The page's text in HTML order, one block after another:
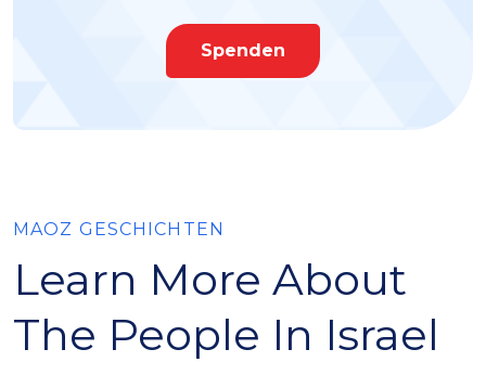
Spenden
MAOZ GESCHICHTEN
Learn More About
The People In Israel